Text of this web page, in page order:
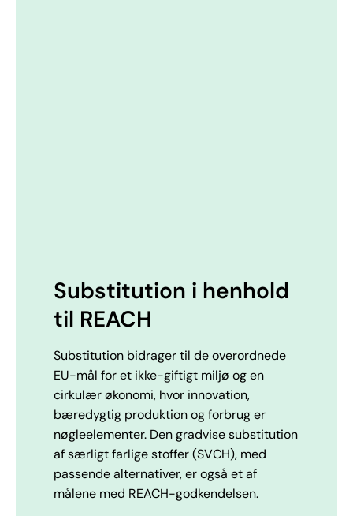
Substitution i henhold
til REACH
Substitution bidrager til de overordnede
EU-mål for et ikke-giftigt miljø og en
cirkulær økonomi, hvor innovation,
bæredygtig produktion og forbrug er
nøgleelementer. Den gradvise substitution
af særligt farlige stoffer (SVCH), med
passende alternativer, er også et af
målene med REACH-godkendelsen.